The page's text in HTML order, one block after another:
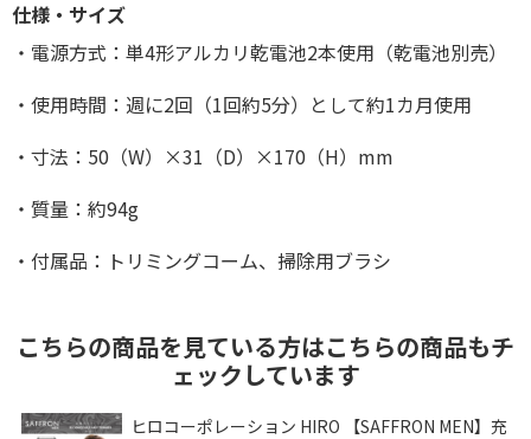
仕様・サイズ
・電源方式：単4形アルカリ乾電池2本使用（乾電池別売）
・使用時間：週に2回（1回約5分）として約1カ月使用
・寸法：50（W）×31（D）×170（H）mm
・質量：約94g
・付属品：トリミングコーム、掃除用ブラシ
こちらの商品を見ている方はこちらの商品もチ
ェックしています
ヒロコーポレーション HIRO 【SAFFRON MEN】充